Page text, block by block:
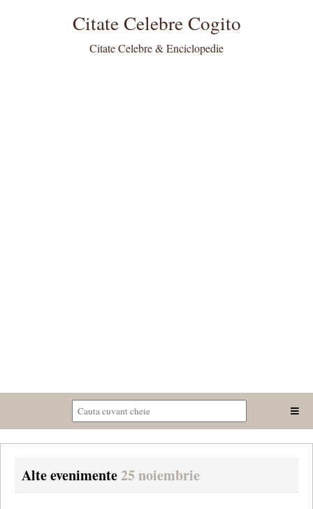
Citate Celebre Cogito
Citate Celebre & Enciclopedie
Alte evenimente25 noiembrie